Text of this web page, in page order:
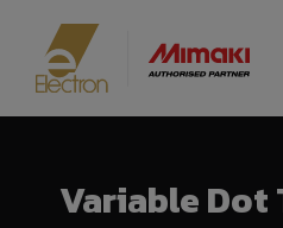
Variable Dot